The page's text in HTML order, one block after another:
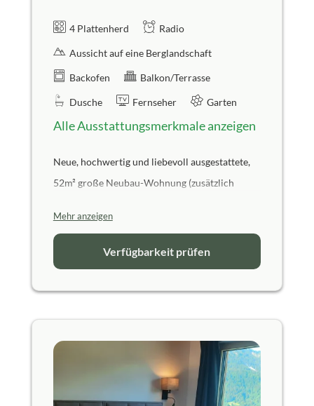
4 Plattenherd Radio
Aussicht auf eine Berglandschaft
Backofen Balkon/Terrasse
Dusche Fernseher Garten
Alle Ausstattungsmerkmale anzeigen
Neue, hochwertig und liebevoll ausgestattete,
52m² große Neubau-Wohnung (zusätzlich
im 1. Obergeschoss.
Doppelbetten(180 x 200 cm, ein
Boxspringbett wäre teilbar in zwei
getrennt stehende Betten) mit
Bettwäsche und Safe
als weitere Schlafmöglichkeit) und
Flachbildschirmfernseher sowie
DAB-Radio
Essbereich mit
Mehr anzeigen
Verfügbarkeit prüfen